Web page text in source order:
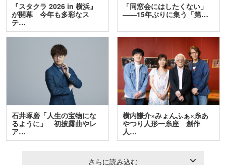
『スタクラ 2026 in 横浜』
が開幕 今年も多彩なス
テ…
「同窓会にはしたくない」
――15年ぶりに集う「第…
石井琢磨「人生の宝物にな
るように」 初披露曲やレ
ア…
横内謙介×みょんふぁ×糸あ
やつり人形一糸座 創作
人…
さらに読み込む